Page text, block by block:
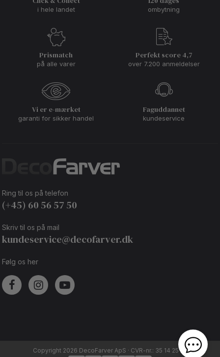
i hele landet ombytning
Prismatch
på alle varer
Perfekt score 4,7
over 7.200 anmeldelser
Vi er e-mærket
garanti for sikker handel
Faguddannet
kundeservice
Ring til os på telefon
(+45) 60 56 57 50
Skriv til os på mail
kundeservice@decofarver.dk
Følg os her
Copyright 2026 DecoFarver ApS · CVR-nr.: 35 14 25 92